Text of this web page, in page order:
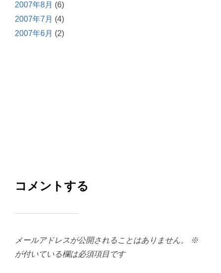
2007年8月 (6)
2007年7月 (4)
2007年6月 (2)
コメントする
メールアドレスが公開されることはありません。
※
が付いている欄は必須項目です